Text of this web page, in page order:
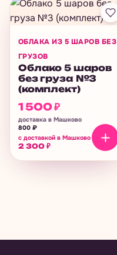
ОБЛАКА ИЗ 5 ШАРОВ БЕЗ
ГРУЗОВ
Облако 5 шаров
без груза №3
(комплект)
1 500₽
доставка в Машково
800 ₽
с доставкой в Машково
2 300 ₽